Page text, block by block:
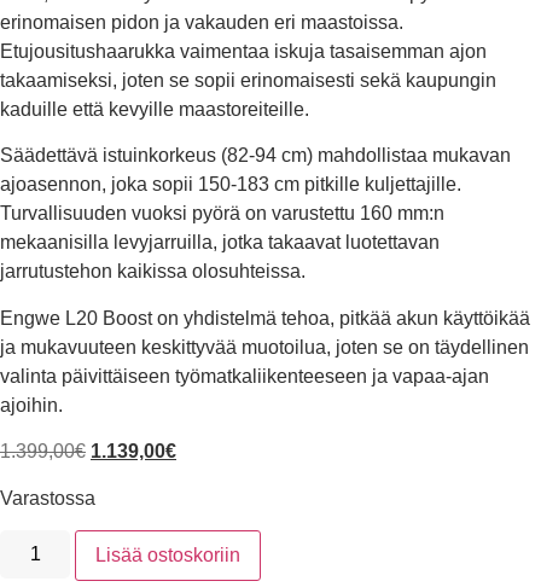
erinomaisen pidon ja vakauden eri maastoissa.
Etujousitushaarukka vaimentaa iskuja tasaisemman ajon
takaamiseksi, joten se sopii erinomaisesti sekä kaupungin
kaduille että kevyille maastoreiteille.
Säädettävä istuinkorkeus (82-94 cm) mahdollistaa mukavan
ajoasennon, joka sopii 150-183 cm pitkille kuljettajille.
Turvallisuuden vuoksi pyörä on varustettu 160 mm:n
mekaanisilla levyjarruilla, jotka takaavat luotettavan
jarrutustehon kaikissa olosuhteissa.
Engwe L20 Boost on yhdistelmä tehoa, pitkää akun käyttöikää
ja mukavuuteen keskittyvää muotoilua, joten se on täydellinen
valinta päivittäiseen työmatkaliikenteeseen ja vapaa-ajan
ajoihin.
1.399,00€ 1.139,00€
Varastossa
Lisää ostoskoriin